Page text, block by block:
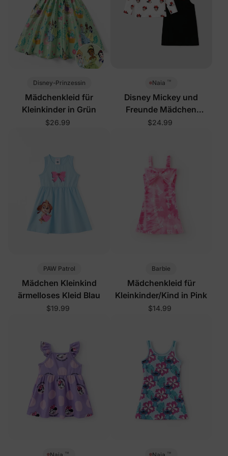
Disney-Prinzessin
Mädchenkleid für
Kleinkinder in Grün
$26.99
Naia ™
Disney Mickey und
Freunde Mädchen
Kleinkind 2-teiliges Kleid-
$24.99
PAW Patrol
Mädchen Kleinkind
ärmelloses Kleid Blau
$19.99
Barbie
Mädchenkleid für
Kleinkinder/Kind in Pink
$14.99
™ ™